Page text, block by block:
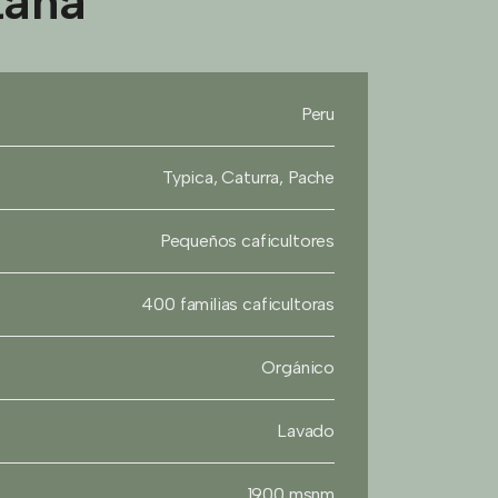
Peru
Typica, Caturra, Pache
Pequeños caficultores
400 familias caficultoras
Orgánico
Lavado